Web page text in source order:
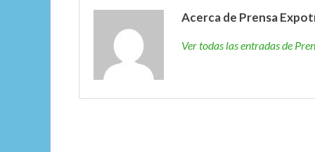
Acerca de Prensa
Ver todas las entradas de